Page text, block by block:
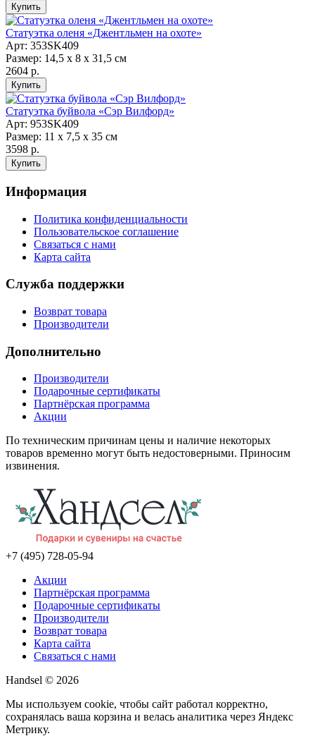
Статуэтка оленя «Джентльмен на охоте»
Арт: 353SK409
Размер: 14,5 х 8 х 31,5 см
2604 р.
Статуэтка буйвола «Сэр Вилфорд»
Арт: 953SK409
Размер: 11 х 7,5 х 35 см
3598 р.
Информация
Политика конфиденциальности
Пользовательское соглашение
Связаться с нами
Карта сайта
Служба поддержки
Возврат товара
Производители
Дополнительно
Производители
Подарочные сертификаты
Партнёрская программа
Акции
По техническим причинам цены и наличие некоторых
товаров временно могут быть недостоверными. Приносим
извинения.
+7 (495) 728-05-94
Акции
Партнёрская программа
Подарочные сертификаты
Производители
Возврат товара
Карта сайта
Связаться с нами
Handsel © 2026
Мы используем cookie, чтобы сайт работал корректно,
сохранялась ваша корзина и велась аналитика через Яндекс
Метрику.